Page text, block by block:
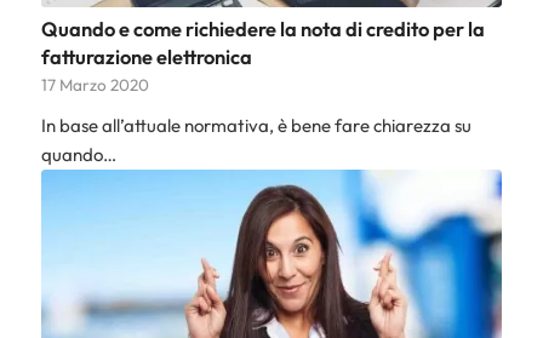
Quando e come richiedere la nota di credito per la
fatturazione elettronica
17 Marzo 2020
In base all’attuale normativa, è bene fare chiarezza su
quando…